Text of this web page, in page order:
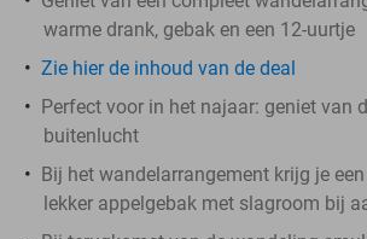
warme drank, gebak en een 12-uurtje
Zie hier de inhoud van de deal
Perfect voor in het najaar: geniet van
buitenlucht
Bij het wandelarrangement krijg je
lekker appelgebak met slagroom bij